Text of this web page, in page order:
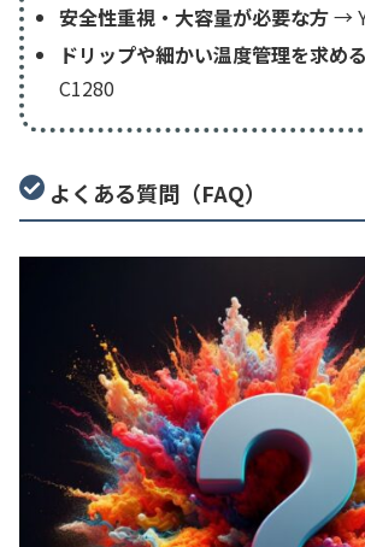
安全性重視・大容量が必要な方→
ドリップや細かい温度管理を求め
C1280
よくある質問（FAQ）